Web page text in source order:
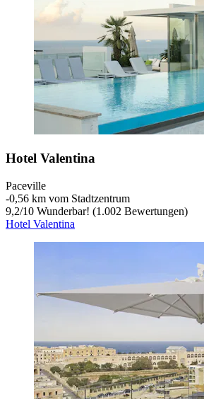
Hotel Valentina
Paceville
‐0,56 km vom Stadtzentrum
9,2/10 Wunderbar! (1.002 Bewertungen)
Hotel Valentina